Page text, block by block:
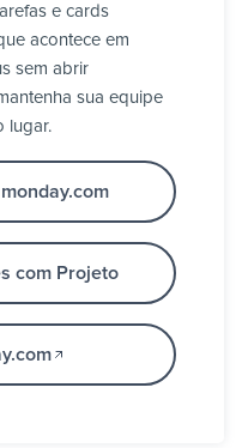
e cards
acontece em
sem abrir
sua equipe
lugar.
com Projeto